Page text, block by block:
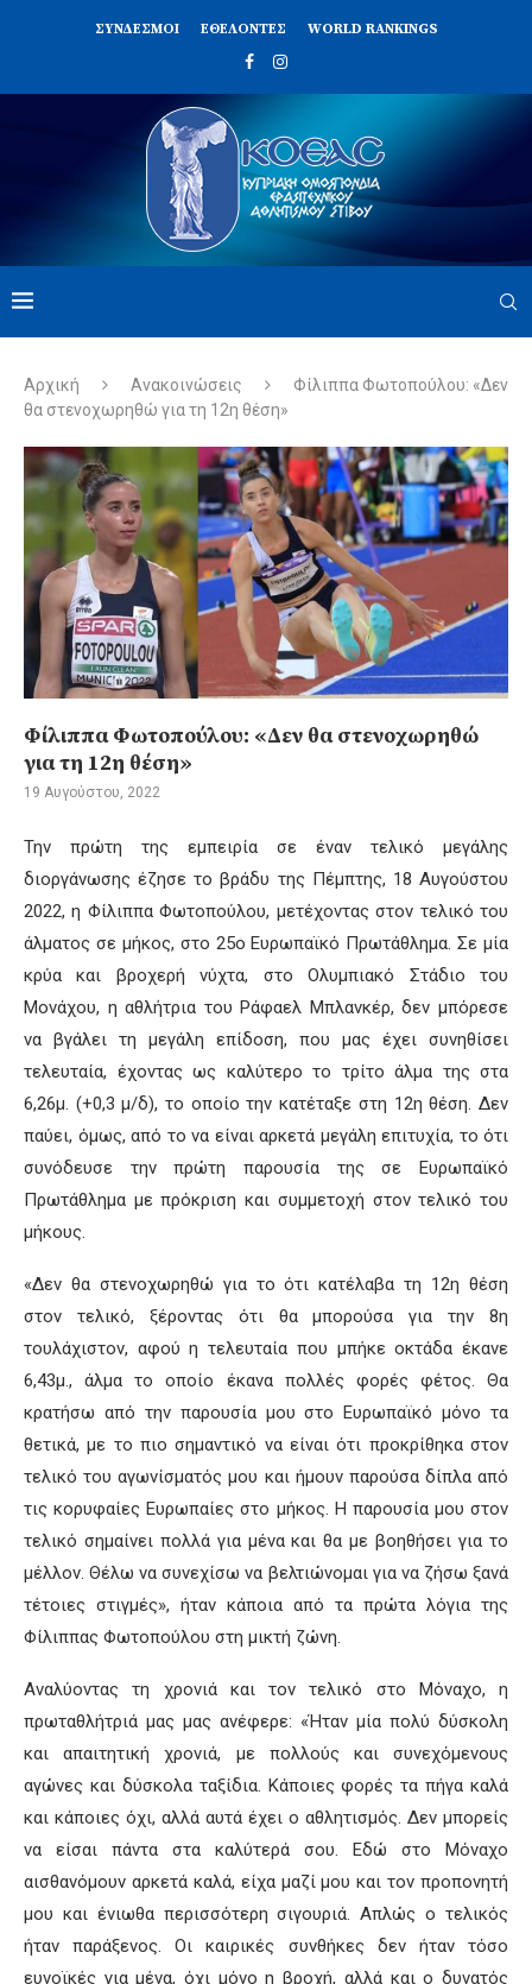
ΣΥΝΔΈΣΜΟΙ ΕΘΕΛΟΝΤΈΣ WORLD RANKINGS
Αρχική Ανακοινώσεις
Φίλιππα Φωτοπούλου: «Δεν
θα στενοχωρηθώ για τη 12η θέση»
Φίλιππα Φωτοπούλου: «Δεν θα στενοχωρηθώ
για τη 12η θέση»
19 Αυγούστου, 2022
Την πρώτη της εμπειρία σε έναν τελικό μεγάλης
διοργάνωσης έζησε το βράδυ της Πέμπτης, 18 Αυγούστου
2022, η Φίλιππα Φωτοπούλου, μετέχοντας στον τελικό του
άλματος σε μήκος, στο 25ο Ευρωπαϊκό Πρωτάθλημα. Σε μία
κρύα και βροχερή νύχτα, στο Ολυμπιακό Στάδιο του
Μονάχου, η αθλήτρια του Ράφαελ Μπλανκέρ, δεν μπόρεσε
να βγάλει τη μεγάλη επίδοση, που μας έχει συνηθίσει
τελευταία, έχοντας ως καλύτερο το τρίτο άλμα της στα
6,26μ. (+0,3 μ/δ), το οποίο την κατέταξε στη 12η θέση. Δεν
παύει, όμως, από το να είναι αρκετά μεγάλη επιτυχία, το ότι
συνόδευσε την πρώτη παρουσία της σε Ευρωπαϊκό
Πρωτάθλημα με πρόκριση και συμμετοχή στον τελικό του
μήκους.
«Δεν θα στενοχωρηθώ για το ότι κατέλαβα τη 12η θέση
στον τελικό, ξέροντας ότι θα μπορούσα για την 8η
τουλάχιστον, αφού η τελευταία που μπήκε οκτάδα έκανε
6,43μ., άλμα το οποίο έκανα πολλές φορές φέτος. Θα
κρατήσω από την παρουσία μου στο Ευρωπαϊκό μόνο τα
θετικά, με το πιο σημαντικό να είναι ότι προκρίθηκα στον
τελικό του αγωνίσματός μου και ήμουν παρούσα δίπλα από
τις κορυφαίες Ευρωπαίες στο μήκος. Η παρουσία μου στον
τελικό σημαίνει πολλά για μένα και θα με βοηθήσει για το
μέλλον. Θέλω να συνεχίσω να βελτιώνομαι για να ζήσω ξανά
τέτοιες στιγμές», ήταν κάποια από τα πρώτα λόγια της
Φίλιππας Φωτοπούλου στη μικτή ζώνη.
Αναλύοντας τη χρονιά και τον τελικό στο Μόναχο, η
πρωταθλήτριά μας μας ανέφερε: «Ήταν μία πολύ δύσκολη
και απαιτητική χρονιά, με πολλούς και συνεχόμενους
αγώνες και δύσκολα ταξίδια. Κάποιες φορές τα πήγα καλά
και κάποιες όχι, αλλά αυτά έχει ο αθλητισμός. Δεν μπορείς
να είσαι πάντα στα καλύτερά σου. Εδώ στο Μόναχο
αισθανόμουν αρκετά καλά, είχα μαζί μου και τον προπονητή
μου και ένιωθα περισσότερη σιγουριά. Απλώς ο τελικός
ήταν παράξενος. Οι καιρικές συνθήκες δεν ήταν τόσο
ευνοϊκές για μένα, όχι μόνο η βροχή, αλλά και ο δυνατός